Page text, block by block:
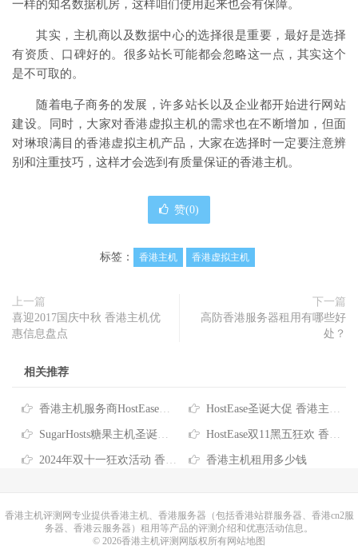
一样的知名数据机房，这样咱们使用起来也会有保障。
其实，主机商以及数据中心的选择很是重要，最好是选择
有资质、口碑好的。很多站长可能都会忽略这一点，其实这个
是不可取的。
随着电子商务的发展，许多站长以及企业都开始进行网站
建设。同时，大家对香港虚拟主机的需求也在不断增加，但面
对琳琅满目的香港虚拟主机产品，大家在选择时一定要注意辨
别和注重技巧，这样才会选到有质量保证的香港主机。
赞(0)
标签： 香港主机 香港虚拟主机
上一篇
喜迎2017国庆中秋 香港主机优
惠信息盘点
下一篇
高防香港服务器租用有哪些好
处？
相关推荐
香港主机服务商HostEase推出2026年度六折优惠码 HostEase圣诞大促 香港主机六折优惠低至$3.57/月 买独服最高送256IP
SugarHosts糖果主机圣诞狂欢 香港虚拟主机消费全额返 HostEase双11黑五狂欢 香港主机6折优惠 低至$5.95/月
2024年双十一狂欢活动 香港服务器/主机/VPS优惠信息汇总 香港主机租用多少钱
香港主机评测网专业提供香港主机、香港服务器（包括香港站群服务器、香港cn2服
务器、香港云服务器）租用等产品的评测介绍和优惠活动信息。
© 2026香港主机评测网版权所有网站地图